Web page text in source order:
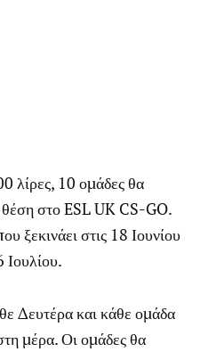
λίρες, 10 ομάδες θα
θέση στο ESL UK CS-GO.
ξεκινάει στις 18 Ιουνίου
Ιουλίου.
Δευτέρα και κάθε ομάδα
μέρα. Οι ομάδες θα